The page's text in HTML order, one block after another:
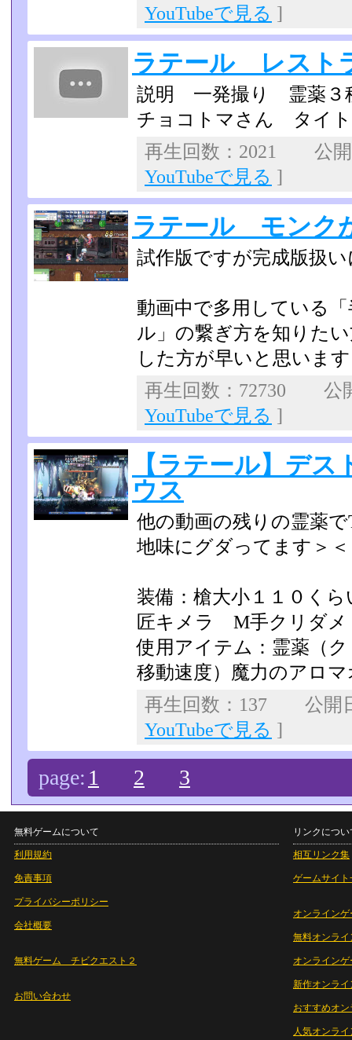
YouTubeで見る ]
ラテール レスト
説明 一発撮り 霊薬
チョコトマさん タイ
再生回数：2021 公
YouTubeで見る ]
ラテール モンク
試作版ですが完成版扱
動画中で多用している
ル」の繋ぎ方を知りた
した方が早いと思いま
再生回数：72730
YouTubeで見る ]
【ラテール】デ
ウス
他の動画の残りの霊薬
地味にグダってます＞＜
装備：槍大小１１０く
匠キメラ M手クリダメ
使用アイテム：霊薬（
移動速度）魔力のアロ
再生回数：137 公開
YouTubeで見る ]
page: 1 2 3
無料ゲームについて
利用規約
免責事項
プライバシーポリシー
会社概要
無料ゲーム チビクエスト２
お問い合わせ
リンクについ
相互リンク集
ゲームサイト
オンラインゲ
無料オンライ
オンライン
新作オンライ
おすすめオ
人気オンラ